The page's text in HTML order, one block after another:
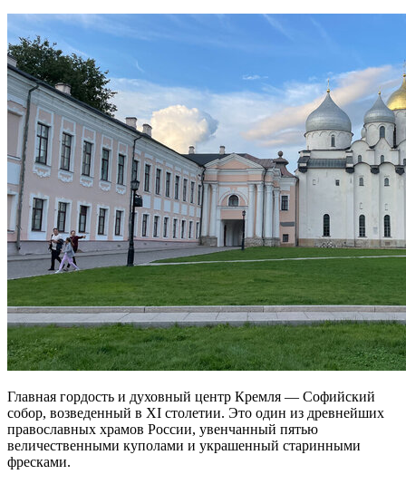
Главная гордость и духовный центр Кремля — Софийский
собор, возведенный в XI столетии. Это один из древнейших
православных храмов России, увенчанный пятью
величественными куполами и украшенный старинными
фресками.